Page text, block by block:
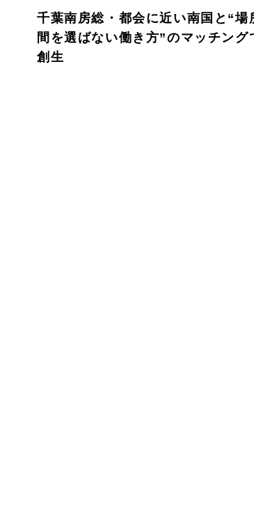
千葉南房総・都会に近い南国と“場
間を選ばない働き方”のマッチング
創生